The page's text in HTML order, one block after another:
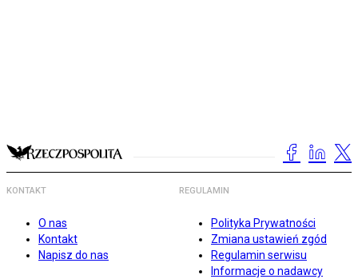
KONTAKT
O nas
Kontakt
Napisz do nas
REGULAMIN
Polityka Prywatności
Zmiana ustawień zgód
Regulamin serwisu
Informacje o nadawcy